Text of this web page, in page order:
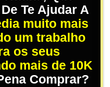
Te Ajudar A
muito mais
um trabalho
os seus
mais de 10K
Comprar?